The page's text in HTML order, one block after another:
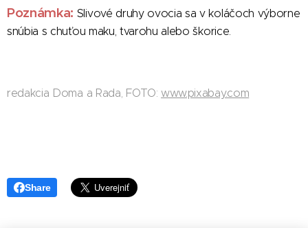
Poznámka: Slivové druhy ovocia sa v koláčoch výborne
snúbia s chuťou maku, tvarohu alebo škorice.
redakcia Doma a Rada, FOTO:www.pixabay.com
Share